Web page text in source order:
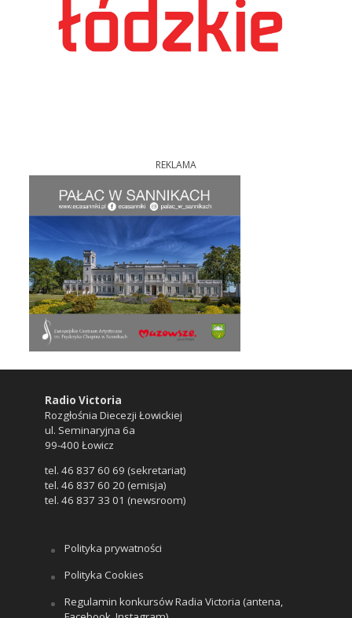
REKLAMA
Radio Victoria
Rozgłośnia Diecezji Łowickiej
ul. Seminaryjna 6a
99-400 Łowicz
tel. 46 837 60 69 (sekretariat)
tel. 46 837 60 20 (emisja)
tel. 46 837 33 01 (newsroom)
Polityka prywatności
Polityka Cookies
Regulamin konkursów Radia Victoria (antena,